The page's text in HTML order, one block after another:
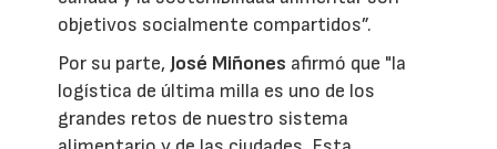
objetivos socialmente compartidos”.
Por su parte, José Miñones afirmó que "la
logística de última milla es uno de los
grandes retos de nuestro sistema